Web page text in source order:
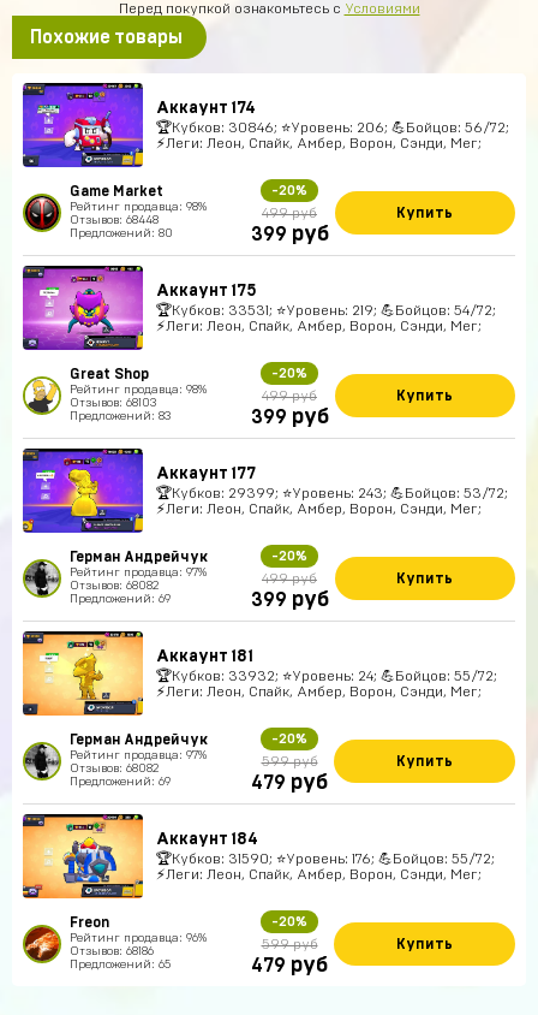
Перед покупкой ознакомьтесь с Условиями
Похожие товары
Аккаунт 174
🏆Кубков: 30846; ⭐Уровень: 206; 💪Бойцов: 56/72;
⚡Леги: Леон, Спайк, Амбер, Ворон, Сэнди, Мег;
Game Market
Рейтинг продавца: 98%
Отзывов: 68448
Предложений: 80
-20%
499 руб
399 руб
Купить
Аккаунт 175
🏆Кубков: 33531; ⭐Уровень: 219; 💪Бойцов: 54/72;
⚡Леги: Леон, Спайк, Амбер, Ворон, Сэнди, Мег;
Great Shop
Рейтинг продавца: 98%
Отзывов: 68103
Предложений: 83
-20%
499 руб
399 руб
Купить
Аккаунт 177
🏆Кубков: 29399; ⭐Уровень: 243; 💪Бойцов: 53/72;
⚡Леги: Леон, Спайк, Амбер, Ворон, Сэнди, Мег;
Герман Андрейчук
Рейтинг продавца: 97%
Отзывов: 68082
Предложений: 69
-20%
499 руб
399 руб
Купить
Аккаунт 181
🏆Кубков: 33932; ⭐Уровень: 24; 💪Бойцов: 55/72;
⚡Леги: Леон, Спайк, Амбер, Ворон, Сэнди, Мег;
Герман Андрейчук
Рейтинг продавца: 97%
Отзывов: 68082
Предложений: 69
-20%
599 руб
479 руб
Купить
Аккаунт 184
🏆Кубков: 31590; ⭐Уровень: 176; 💪Бойцов: 55/72;
⚡Леги: Леон, Спайк, Амбер, Ворон, Сэнди, Мег;
Freon
Рейтинг продавца: 96%
Отзывов: 68186
Предложений: 65
-20%
599 руб
479 руб
Купить